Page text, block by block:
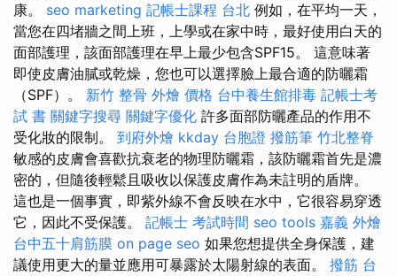
康。 seo marketing 記帳士課程 台北 例如，在平均一天，
當您在四堵牆之間上班，上學或在家中時，最好使用白天的
面部護理，該面部護理在早上最少包含SPF15。 這意味著
即使皮膚油膩或乾燥，您也可以選擇臉上最合適的防曬霜
（SPF）。 新竹 整骨 外燴 價格 台中養生館排毒 記帳士考
試 書 關鍵字搜尋 關鍵字優化 許多面部防曬產品的作用不
受化妝的限制。 到府外燴 kkday 台胞證 撥筋筆 竹北整脊
敏感的皮膚會喜歡抗衰老的物理防曬霜，該防曬霜首先是濃
密的，但隨後輕鬆且吸收以保護皮膚作為未註明的盾牌。
這也是一個事實，即紫外線不會反映在水中，它很容易穿透
它，因此不受保護。 記帳士 考試時間 seo tools 嘉義 外燴
台中五十肩筋膜 on page seo 如果您想提供全身保護，建
議使用更大的量並應用可暴露於太陽射線的表面。 撥筋 台